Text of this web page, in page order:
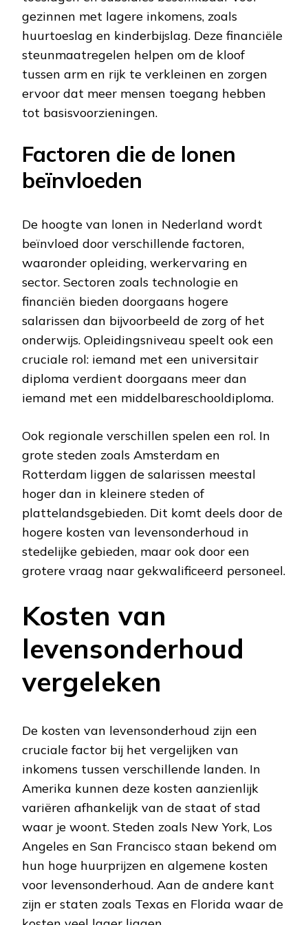
gezinnen met lagere inkomens, zoals
huurtoeslag en kinderbijslag. Deze financiële
steunmaatregelen helpen om de kloof
tussen arm en rijk te verkleinen en zorgen
ervoor dat meer mensen toegang hebben
tot basisvoorzieningen.
Factoren die de lonen
beïnvloeden
De hoogte van lonen in Nederland wordt
beïnvloed door verschillende factoren,
waaronder opleiding, werkervaring en
sector. Sectoren zoals technologie en
financiën bieden doorgaans hogere
salarissen dan bijvoorbeeld de zorg of het
onderwijs. Opleidingsniveau speelt ook een
cruciale rol: iemand met een universitair
diploma verdient doorgaans meer dan
iemand met een middelbareschooldiploma.
Ook regionale verschillen spelen een rol. In
grote steden zoals Amsterdam en
Rotterdam liggen de salarissen meestal
hoger dan in kleinere steden of
plattelandsgebieden. Dit komt deels door de
hogere kosten van levensonderhoud in
stedelijke gebieden, maar ook door een
grotere vraag naar gekwalificeerd personeel.
Kosten van
levensonderhoud
vergeleken
De kosten van levensonderhoud zijn een
cruciale factor bij het vergelijken van
inkomens tussen verschillende landen. In
Amerika kunnen deze kosten aanzienlijk
variëren afhankelijk van de staat of stad
waar je woont. Steden zoals New York, Los
Angeles en San Francisco staan bekend om
hun hoge huurprijzen en algemene kosten
voor levensonderhoud. Aan de andere kant
zijn er staten zoals Texas en Florida waar de